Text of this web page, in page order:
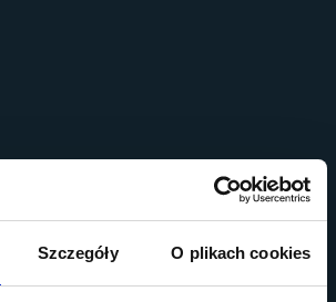
Szczegóły O plikach cookies